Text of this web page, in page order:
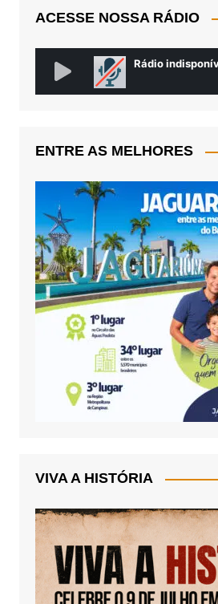
ACESSE NOSSA RÁDIO
ENTRE AS MELHORES
VIVA A HISTÓRIA